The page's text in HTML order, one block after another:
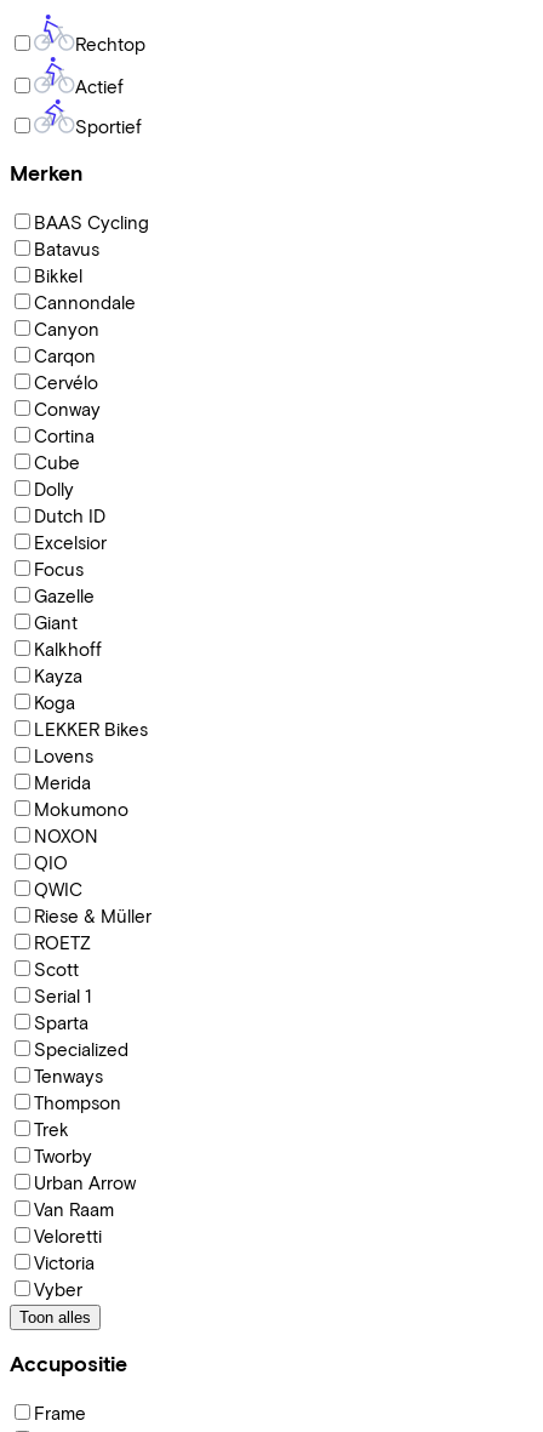
Rechtop
Actief
Sportief
Merken
BAAS Cycling
Batavus
Bikkel
Cannondale
Canyon
Carqon
Cervélo
Conway
Cortina
Cube
Dolly
Dutch ID
Excelsior
Focus
Gazelle
Giant
Kalkhoff
Kayza
Koga
LEKKER Bikes
Lovens
Merida
Mokumono
NOXON
QIO
QWIC
Riese & Müller
ROETZ
Scott
Serial 1
Sparta
Specialized
Tenways
Thompson
Trek
Tworby
Urban Arrow
Van Raam
Veloretti
Victoria
Vyber
Toon alles
Accupositie
Frame